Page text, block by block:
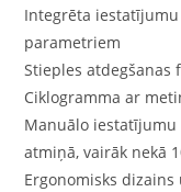
Integrēta
parametriem
Stieples atdegšanas
Ciklogramma ar
Manuālo iestatījumu
atmiņā, vairāk nekā
Ergonomisks